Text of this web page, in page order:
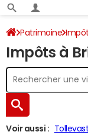
Patrimoine
Impôt sur le revenu
Impôts à
Voir aussi : Tollevast